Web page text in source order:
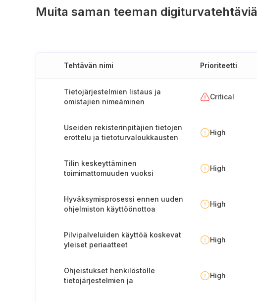
Muita saman teeman digiturvatehtäviä
Tehtävän nimi Prioriteetti
Tietojärjestelmien listaus ja
omistajien nimeäminen
Critical
Useiden rekisterinpitäjien tietojen
erottelu ja tietoturvaloukkausten
High
Tilin keskeyttäminen
toimimattomuuden vuoksi
High
Hyväksymisprosessi ennen uuden
ohjelmiston käyttöönottoa
High
Pilvipalveluiden käyttöä koskevat
yleiset periaatteet
High
Ohjeistukset henkilöstölle
tietojärjestelmien ja
High